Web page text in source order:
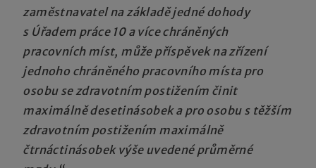
zaměstnavatel na základě jedné dohody
s Úřadem práce 10 a více chráněných
pracovních míst, může příspěvek na zřízení
jednoho chráněného pracovního místa pro
osobu se zdravotním postižením činit
maximálně desetinásobek a pro osobu s těžším
zdravotním postižením maximálně
čtrnáctinásobek výše uvedené průměrné